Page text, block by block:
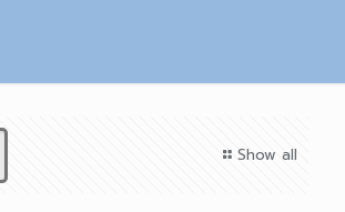
Show all